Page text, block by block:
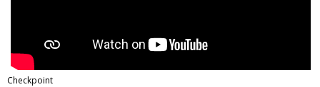
Checkpoint